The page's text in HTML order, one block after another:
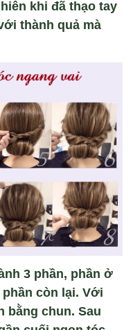
khi đã thạo tay
thành quả mà
3 phần, phần ở
còn lại. Với
bằng chun. Sau